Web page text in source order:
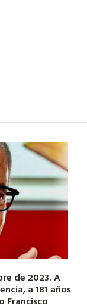
de 2023. A
a 181 años
Francisco